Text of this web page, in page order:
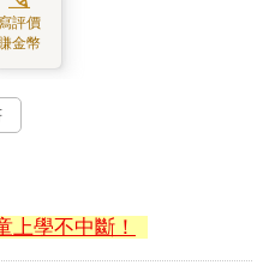
評價
金幣
上學不中斷！